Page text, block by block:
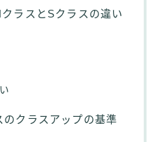
ラスとSクラスの違い
のクラスアップの基準